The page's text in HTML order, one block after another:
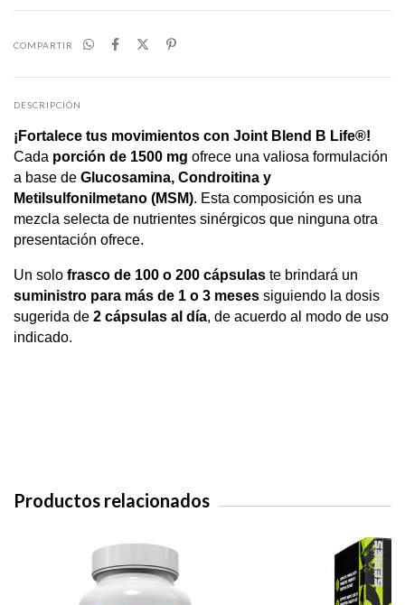
COMPARTIR
DESCRIPCIÓN
¡Fortalece tus movimientos con Joint Blend B Life®!
Cada porción de 1500 mg ofrece una valiosa formulación
a base de Glucosamina, Condroitina y
Metilsulfonilmetano (MSM). Esta composición es una
mezcla selecta de nutrientes sinérgicos que ninguna otra
presentación ofrece.
Un solo frasco de 100 o 200 cápsulas te brindará un
suministro para más de 1 o 3 meses siguiendo la dosis
sugerida de 2 cápsulas al día, de acuerdo al modo de uso
indicado.
Productos relacionados